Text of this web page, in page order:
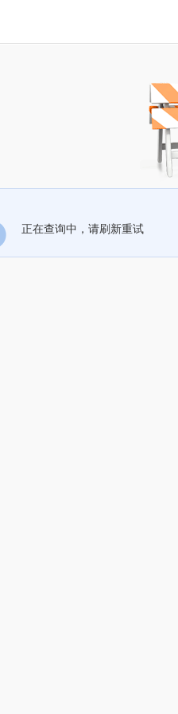
正在查询中，请刷新重试